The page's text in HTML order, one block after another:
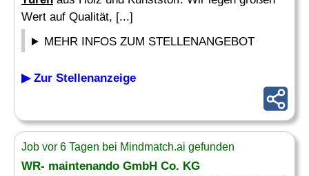
Wert auf Qualität, [...]
MEHR INFOS ZUM STELLENANGEBOT
▶ Zur Stellenanzeige
Job vor 6 Tagen bei Mindmatch.ai gefunden
WR- maintenando GmbH Co. KG